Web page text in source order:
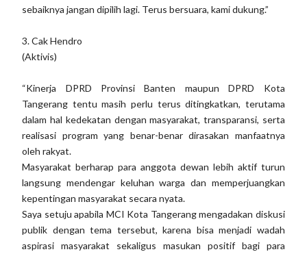
sebaiknya jangan dipilih lagi. Terus bersuara, kami dukung.”
3. Cak Hendro
(Aktivis)
“Kinerja DPRD Provinsi Banten maupun DPRD Kota
Tangerang tentu masih perlu terus ditingkatkan, terutama
dalam hal kedekatan dengan masyarakat, transparansi, serta
realisasi program yang benar-benar dirasakan manfaatnya
oleh rakyat.
Masyarakat berharap para anggota dewan lebih aktif turun
langsung mendengar keluhan warga dan memperjuangkan
kepentingan masyarakat secara nyata.
Saya setuju apabila MCI Kota Tangerang mengadakan diskusi
publik dengan tema tersebut, karena bisa menjadi wadah
aspirasi masyarakat sekaligus masukan positif bagi para